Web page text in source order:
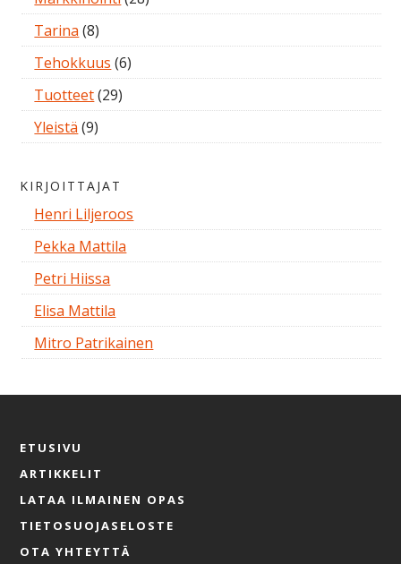
Tarina (8)
Tehokkuus (6)
Tuotteet(29)
Yleistä (9)
KIRJOITTAJAT
Henri Liljeroos
Pekka Mattila
Petri Hiissa
Elisa Mattila
Mitro Patrikainen
ETUSIVU
ARTIKKELIT
LATAA ILMAINEN OPAS
TIETOSUOJASELOSTE
OTA YHTEYTTÄ